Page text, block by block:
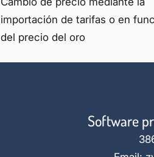
importación de tarifas o en
del precio del oro
Software